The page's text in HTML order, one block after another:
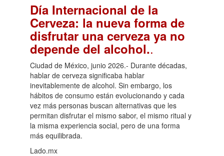
Día Internacional de la
Cerveza: la nueva forma de
disfrutar una cerveza ya no
depende del alcohol..
Ciudad de México, junio 2026.- Durante décadas,
hablar de cerveza significaba hablar
inevitablemente de alcohol. Sin embargo, los
hábitos de consumo están evolucionando y cada
vez más personas buscan alternativas que les
permitan disfrutar el mismo sabor, el mismo ritual y
la misma experiencia social, pero de una forma
más equilibrada.
Lado.mx